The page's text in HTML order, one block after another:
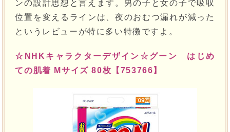
ンの設計思想と言えます。男の子と女の子で吸収
位置を変えるラインは、夜のおむつ漏れが減った
というレビューが特に多い特徴ですよ。
☆NHKキャラクターデザイン☆グーン はじめ
ての肌着 Mサイズ 80枚【753766】